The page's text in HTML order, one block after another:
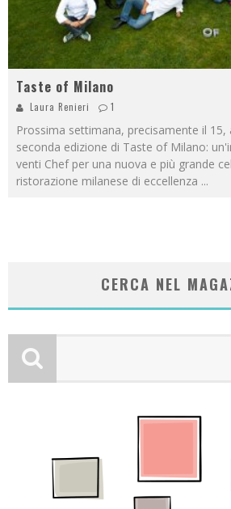
Taste of Milano
Laura Renieri 1
Prossima settimana, precisamente il 15,
seconda edizione di Taste of Milano:
venti Chef per una nuova e più grande
ristorazione milanese di eccellenza ...
CERCA NEL